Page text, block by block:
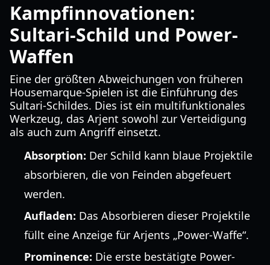
Kampfinnovationen:
Sultari-Schild und Power-
Waffen
Eine der größten Abweichungen von früheren
Housemarque-Spielen ist die Einführung des
Sultari-Schildes. Dies ist ein multifunktionales
Werkzeug, das Arjent sowohl zur Verteidigung
als auch zum Angriff einsetzt.
Absorption: Der Schild kann blaue Projektile
absorbieren, die von Feinden abgefeuert
werden.
Aufladen: Das Absorbieren dieser Projektile
füllt eine Anzeige für Arjents „Power-Waffe“.
Prominence: Die erste bestätigte Power-